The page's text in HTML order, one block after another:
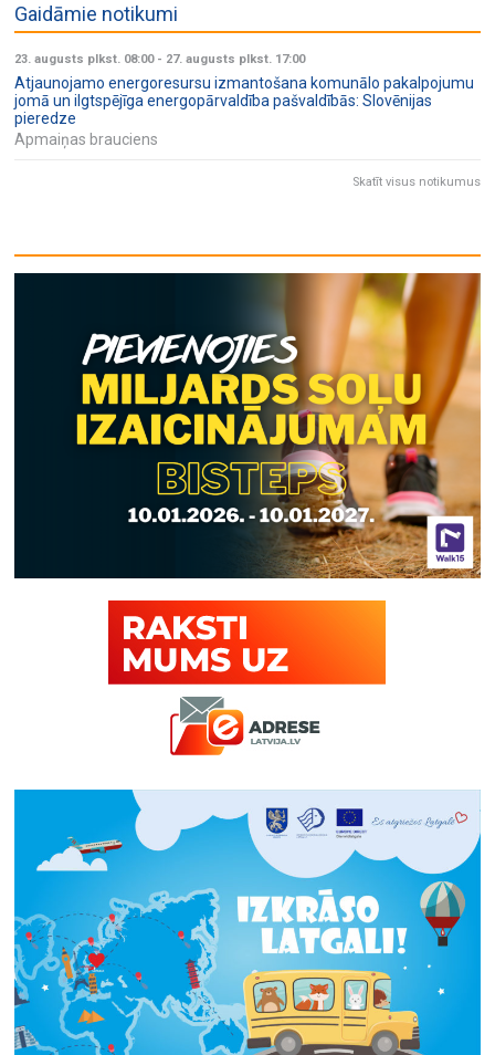
n
Gaidāmie notikumi
23. augusts plkst. 08:00- 27. augusts plkst. 17:00
Atjaunojamo energoresursu izmantošana komunālo pakalpojumu
jomā un ilgtspējīga energopārvaldība pašvaldībās: Slovēnijas
pieredze
Apmaiņas brauciens
Skatīt visus notikumus